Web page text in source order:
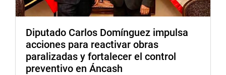
Diputado Carlos Domínguez impulsa
acciones para reactivar obras
paralizadas y fortalecer el control
preventivo en Áncash